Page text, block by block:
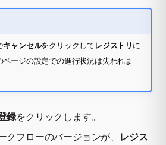
キャンセルをクリックしてレジストリに
ページの設定での進行状況は失われま
録をクリックします。
クフローのバージョンが、 レジス